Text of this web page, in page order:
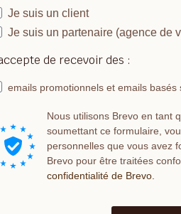
Je suis un client
Je suis un partenaire (agence de
de recevoir des :
emails promotionnels et emails
Nous utilisons Brevo en tant
soumettant ce formulaire,
personnelles que vous avez
Brevo pour être traitées
confidentialité de Brevo.